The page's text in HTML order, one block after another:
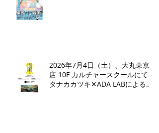
2026年7月4日（土）、大丸東京
店 10F カルチャースクールにて、
タナカカツキ✕ADA LABによるト